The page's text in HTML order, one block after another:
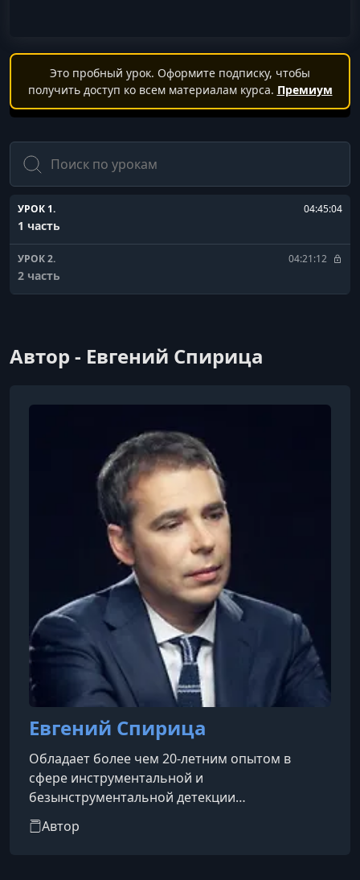
Это пробный урок. Оформите подписку, чтобы
получить доступ ко всем материалам курса. Премиум
Поиск
УРОК 1. 04:45:04
1 часть
УРОК 2. 04:21:12
2 часть
Автор - Евгений Спирица
Евгений Спирица
Обладает более чем 20-летним опытом в
сфере инструментальной и
безынструментальной детекции
(верификации) лжи, а также является
профессиональным переговорщиком.
Автор